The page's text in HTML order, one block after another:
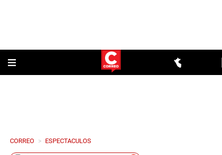
CORREO > ESPECTACULOS